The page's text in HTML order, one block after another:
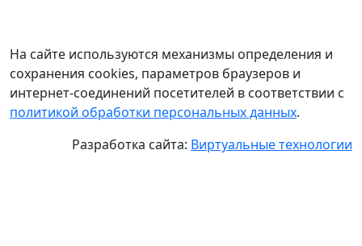
На сайте используются механизмы определения и
сохранения cookies, параметров браузеров и
интернет-соединений посетителей в соответствии с
политикой обработки персональных данных.
Разработка сайта: Виртуальные технологии